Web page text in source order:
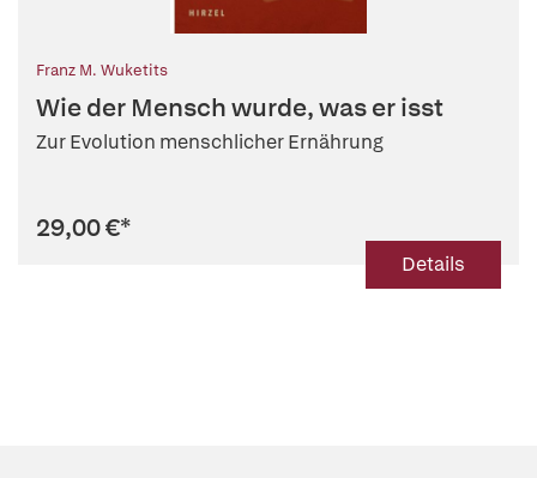
Franz M. Wuketits
Wie der Mensch wurde, was er isst
Zur Evolution menschlicher Ernährung
29,00 €*
Details